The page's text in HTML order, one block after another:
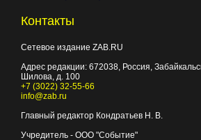
Контакты
Сетевое издание ZAB.RU
Адрес редакции: 672038, Россия,
Шилова, д. 100
+7 (3022) 32-55-66
info@zab.ru
Главный редактор Кондратьев Н. В.
Учредитель - ООО "Событие"